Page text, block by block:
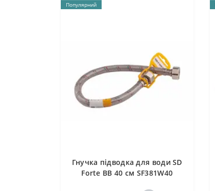
Популярний
Гнучка підводка для води SD
Forte ВВ 40 см SF381W40